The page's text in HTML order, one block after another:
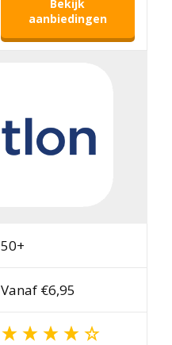
Bekijk
aanbiedingen
50+
Vanaf €6,95